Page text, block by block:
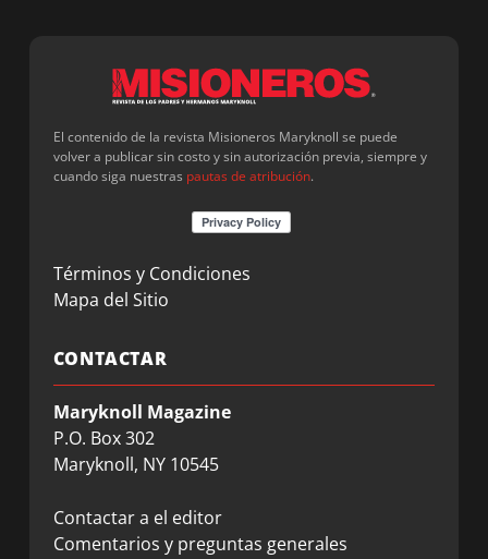
El contenido de la revista Misioneros Maryknoll se puede
volver a publicar sin costo y sin autorización previa, siempre y
cuando siga nuestras pautas de atribución.
Términos y Condiciones
Mapa del Sitio
CONTACTAR
Maryknoll Magazine
P.O. Box 302
Maryknoll, NY 10545
Contactar a el editor
Comentarios y preguntas generales